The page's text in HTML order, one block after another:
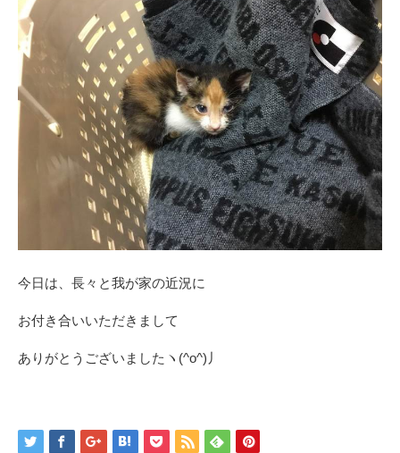
今日は、長々と我が家の近況に
お付き合いいただきまして
ありがとうございましたヽ(^o^)丿